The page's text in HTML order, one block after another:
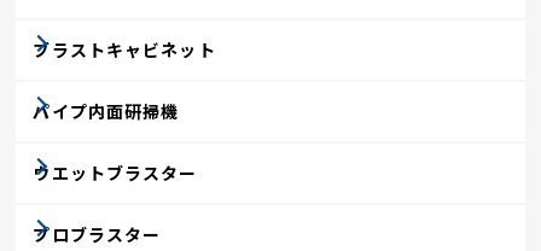
ブラストキャビネット
パイプ内面研掃機
ウエットブラスター
プロブラスター